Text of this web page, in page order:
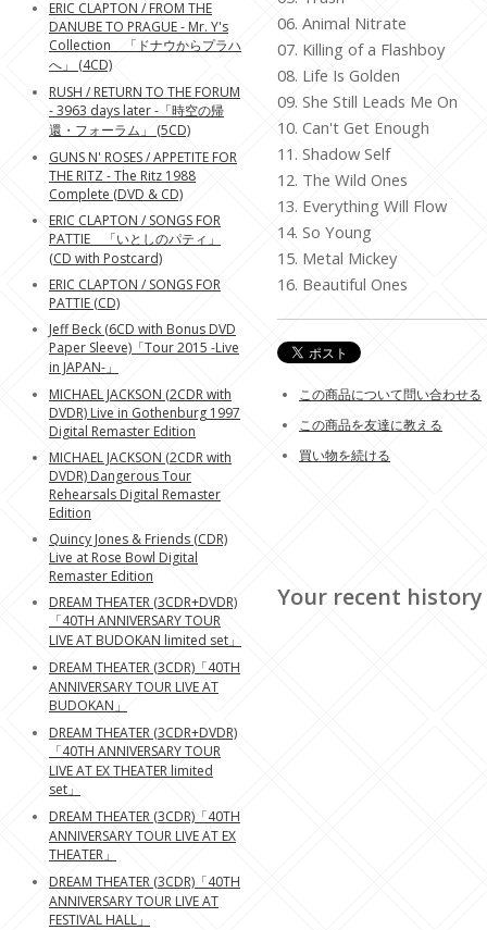
06. Animal Nitrate
07. Killing of a Flashboy
08. Life Is Golden
09. She Still Leads Me On
10. Can't Get Enough
11. Shadow Self
12. The Wild Ones
13. Everything Will Flow
14. So Young
15. Metal Mickey
16. Beautiful Ones
この商品について問い合わせる
この商品を友達に教える
買い物を続ける
Your recent history
ERIC CLAPTON / FROM THE
DANUBE TO PRAGUE - Mr. Y's
Collection 「ドナウからプラハ
へ」 (4CD)
RUSH / RETURN TO THE FORUM
- 3963 days later -「時空の帰
還・フォーラム」 (5CD)
GUNS N' ROSES / APPETITE FOR
THE RITZ - The Ritz 1988
Complete (DVD & CD)
ERIC CLAPTON / SONGS FOR
PATTIE 「いとしのパティ」
(CD with Postcard)
ERIC CLAPTON / SONGS FOR
PATTIE (CD)
Jeff Beck (6CD with Bonus DVD
Paper Sleeve)「Tour 2015 -Live
in JAPAN-」
MICHAEL JACKSON (2CDR with
DVDR) Live in Gothenburg 1997
Digital Remaster Edition
MICHAEL JACKSON (2CDR with
DVDR) Dangerous Tour
Rehearsals Digital Remaster
Edition
Quincy Jones & Friends (CDR)
Live at Rose Bowl Digital
Remaster Edition
DREAM THEATER (3CDR+DVDR)
「40TH ANNIVERSARY TOUR
LIVE AT BUDOKAN limited set」
DREAM THEATER (3CDR)「40TH
ANNIVERSARY TOUR LIVE AT
BUDOKAN」
DREAM THEATER (3CDR+DVDR)
「40TH ANNIVERSARY TOUR
LIVE AT EX THEATER limited
set」
DREAM THEATER (3CDR)「40TH
ANNIVERSARY TOUR LIVE AT EX
THEATER」
DREAM THEATER (3CDR)「40TH
ANNIVERSARY TOUR LIVE AT
FESTIVAL HALL」